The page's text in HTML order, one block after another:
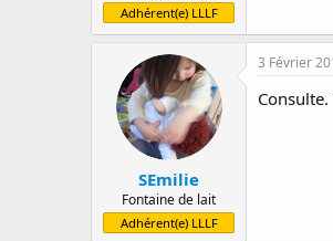
Adhérent(e) LLLF
SEmilie
Fontaine de lait
Adhérent(e) LLLF
3 Février